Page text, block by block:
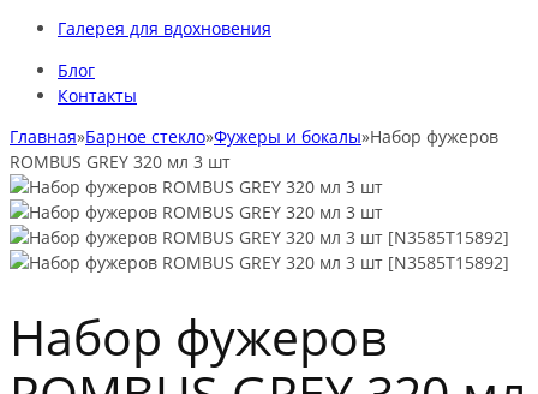
Галерея для вдохновения
Блог
Контакты
Главная»Барное стекло»Фужеры и бокалы»Набор фужеров
ROMBUS GREY 320 мл 3 шт
Набор фужеров